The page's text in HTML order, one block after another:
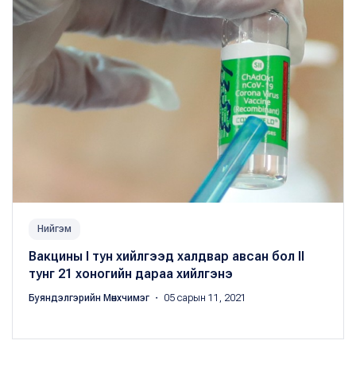
Нийгэм
Вакцины I тун хийлгээд халдвар авсан бол II
тунг 21 хоногийн дараа хийлгэнэ
Буяндэлгэрийн Мөнхчимэг ・ 05 сарын 11, 2021